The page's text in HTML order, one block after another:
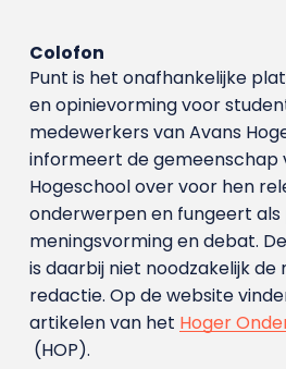
Colofon
Punt is het onafhankelijke
en opinievorming voor
medewerkers van Avans
informeert de gemeenschap
Hogeschool over voor hen
onderwerpen en fungeert als
meningsvorming en debat.
is daarbij niet noodzakelijk de
redactie. Op de website
artikelen van het Hoger
(HOP).